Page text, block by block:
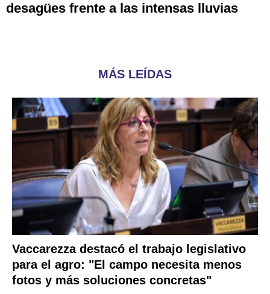
desagües frente a las intensas lluvias
MÁS LEÍDAS
Vaccarezza destacó el trabajo legislativo
para el agro: "El campo necesita menos
fotos y más soluciones concretas"